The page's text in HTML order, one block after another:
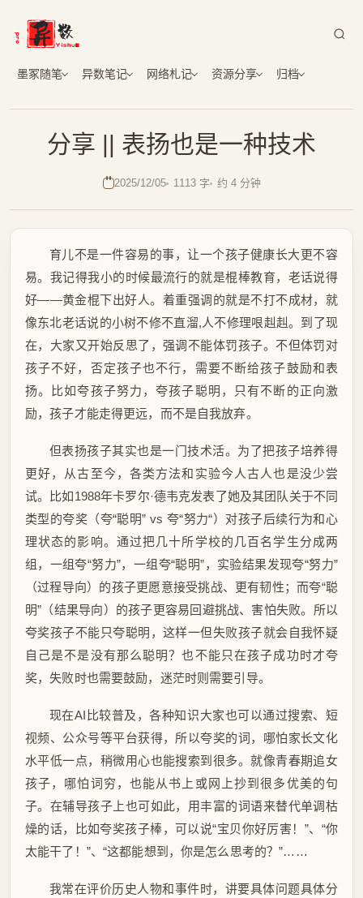
墨冢随笔 异数笔记 网络札记 资源分享 归档
分享 || 表扬也是一种技术
2025/12/05 1113 字 约 4 分钟
育儿不是一件容易的事，让一个孩子健康长大更不容
易。我记得我小的时候最流行的就是棍棒教育，老话说得
好——黄金棍下出好人。着重强调的就是不打不成材，就
像东北老话说的小树不修不直溜,人不修理哏赳赳。到了现
在，大家又开始反思了，强调不能体罚孩子。不但体罚对
孩子不好，否定孩子也不行，需要不断给孩子鼓励和表
扬。比如夸孩子努力，夸孩子聪明，只有不断的正向激
励，孩子才能走得更远，而不是自我放弃。
但表扬孩子其实也是一门技术活。为了把孩子培养得
更好，从古至今，各类方法和实验今人古人也是没少尝
试。比如1988年卡罗尔·德韦克发表了她及其团队关于不同
类型的夸奖（夸“聪明” vs 夸“努力“）对孩子后续行为和心
理状态的影响。通过把几十所学校的几百名学生分成两
组，一组夸“努力”，一组夸“聪明”，实验结果发现夸“努力”
（过程导向）的孩子更愿意接受挑战、更有韧性；而夸“聪
明”（结果导向）的孩子更容易回避挑战、害怕失败。所以
夸奖孩子不能只夸聪明，这样一但失败孩子就会自我怀疑
自己是不是没有那么聪明？也不能只在孩子成功时才夸
奖，失败时也需要鼓励，迷茫时则需要引导。
现在AI比较普及，各种知识大家也可以通过搜索、短
视频、公众号等平台获得，所以夸奖的词，哪怕家长文化
水平低一点，稍微用心也能搜索到很多。就像青春期追女
孩子，哪怕词穷，也能从书上或网上抄到很多优美的句
子。在辅导孩子上也可如此，用丰富的词语来替代单调枯
燥的话，比如夸奖孩子棒，可以说“宝贝你好厉害！”、“你
太能干了！”、“这都能想到，你是怎么思考的？”……
我常在评价历史人物和事件时，讲要具体问题具体分